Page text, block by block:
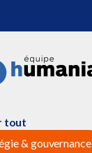
tout
& gouvernance